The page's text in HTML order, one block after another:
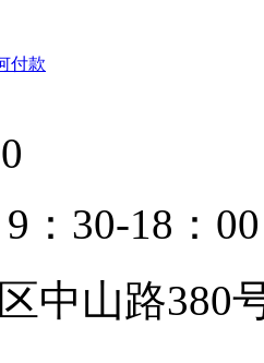
付款
：30-18：00
中山路380